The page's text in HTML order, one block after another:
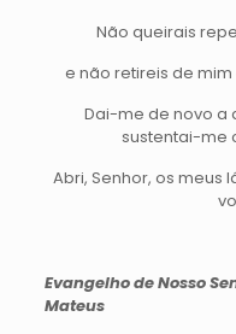
Não queirais
e não retireis de
Dai-me de novo a
sustentai-me
Abri, Senhor, os meus
Evangelho de Nosso
Mateus